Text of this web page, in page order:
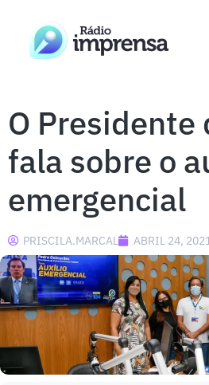
O Presidente
fala sobre o
emergencial
PRISCILA.MARCAL ABRIL 24,